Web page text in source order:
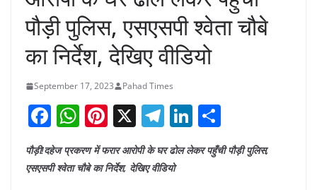
पौड़ी पुलिस, एसएसपी श्वेता चौबे
का निर्देश, देखिए वीडियो
September 17, 2023 Pahad Times
F
a
c
W
at
Pi
er
X T
el
e
Li
n
k
h
ar
पौड़ी!दहेज प्रकरण में फरार आरोपी के घर ढोल लेकर पहुँची पौड़ी पुलिस,
एसएसपी श्वेता चौबे का निर्देश, देखिए वीडियो